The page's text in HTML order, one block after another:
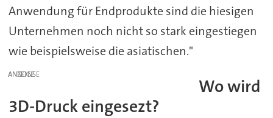
Anwendung für Endprodukte sind die hiesigen
Unternehmen noch nicht so stark eingestiegen
wie beispielsweise die asiatischen."
ANZEIGE
Wo wird
3D-Druck eingesezt?